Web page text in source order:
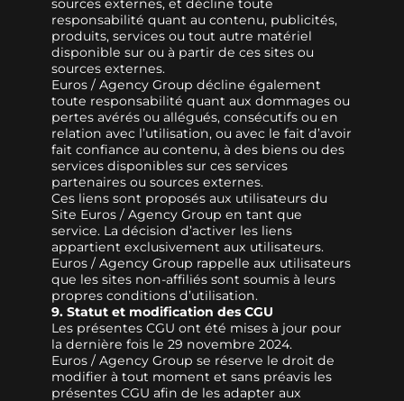
responsabilité quant au contenu, publicités,
produits, services ou tout autre matériel
disponible sur ou à partir de ces sites ou
sources externes.
Euros / Agency Group décline également
toute responsabilité quant aux dommages ou
pertes avérés ou allégués, consécutifs ou en
relation avec l’utilisation, ou avec le fait d’avoir
fait confiance au contenu, à des biens ou des
services disponibles sur ces services
partenaires ou sources externes.
Ces liens sont proposés aux utilisateurs du
Site Euros / Agency Group en tant que
service. La décision d’activer les liens
appartient exclusivement aux utilisateurs.
Euros / Agency Group rappelle aux utilisateurs
que les sites non-affiliés sont soumis à leurs
propres conditions d’utilisation.
9. Statut et modification des CGU
Les présentes CGU ont été mises à jour pour
la dernière fois le 29 novembre 2024.
Euros / Agency Group se réserve le droit de
modifier à tout moment et sans préavis les
présentes CGU afin de les adapter aux